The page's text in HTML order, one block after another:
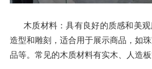
木质材料：具有良好的质感和美
造型和雕刻，适合用于展示商品，如
品等。常见的木质材料有实木、人造板